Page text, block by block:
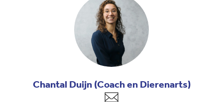
Chantal Duijn (Coach en Dierenarts)